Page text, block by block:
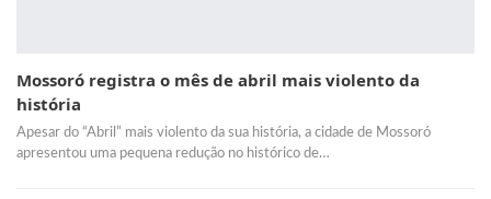
Mossoró registra o mês de abril mais violento da
história
Apesar do “Abril” mais violento da sua história, a cidade de Mossoró
apresentou uma pequena redução no histórico de…